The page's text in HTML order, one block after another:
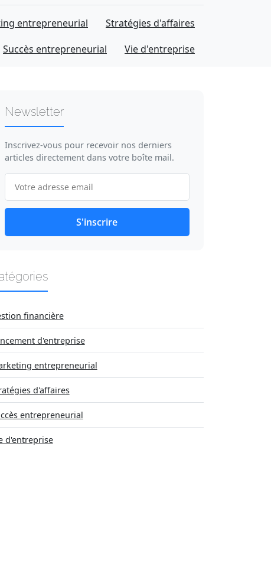
entrepreneurial
Stratégies d'affaires
Succès entrepreneurial
Vie d'entreprise
Newsletter
Inscrivez-vous pour recevoir nos derniers
articles directement dans votre boîte mail.
S'inscrire
financière
d'entreprise
entrepreneurial
d'affaires
entrepreneurial
d'entreprise